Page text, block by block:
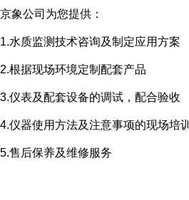
京象公司为您提供：
1.水质监测技术咨询及制定应用方案
2.根据现场环境定制配套产品
3.仪表及配套设备的调试，配合验收
4.仪器使用方法及注意事项的现场培训
5.售后保养及维修服务